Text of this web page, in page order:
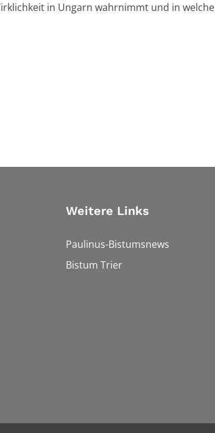
in Ungarn wahrnimmt und in welche
Weitere Links
Paulinus-Bistumsnews
Bistum Trier